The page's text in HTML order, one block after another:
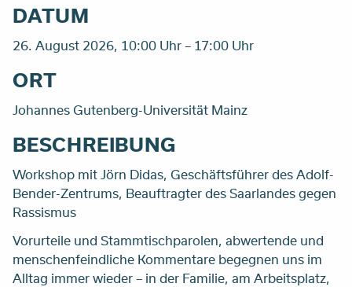
DATUM
26. August 2026, 10:00 Uhr – 17:00 Uhr
ORT
Johannes Gutenberg-Universität Mainz
BESCHREIBUNG
Workshop mit Jörn Didas, Geschäftsführer des Adolf-
Bender-Zentrums, Beauftragter des Saarlandes gegen
Rassismus
Vorurteile und Stammtischparolen, abwertende und
menschenfeindliche Kommentare begegnen uns im
Alltag immer wieder – in der Familie, am Arbeitsplatz,